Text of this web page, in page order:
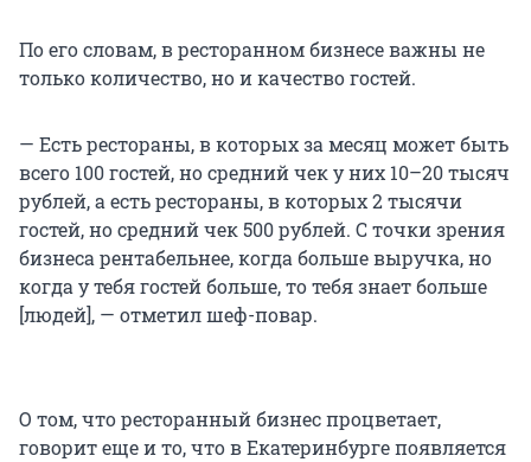
По его словам, в ресторанном бизнесе важны не
только количество, но и качество гостей.
— Есть рестораны, в которых за месяц может быть
всего 100 гостей, но средний чек у них 10–20 тысяч
рублей, а есть рестораны, в которых 2 тысячи
гостей, но средний чек 500 рублей. С точки зрения
бизнеса рентабельнее, когда больше выручка, но
когда у тебя гостей больше, то тебя знает больше
[людей], — отметил шеф-повар.
О том, что ресторанный бизнес процветает,
говорит еще и то, что в Екатеринбурге появляется